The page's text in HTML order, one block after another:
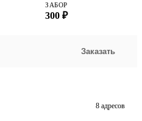
ЗАБОР
300 ₽
Заказать
8 адресов